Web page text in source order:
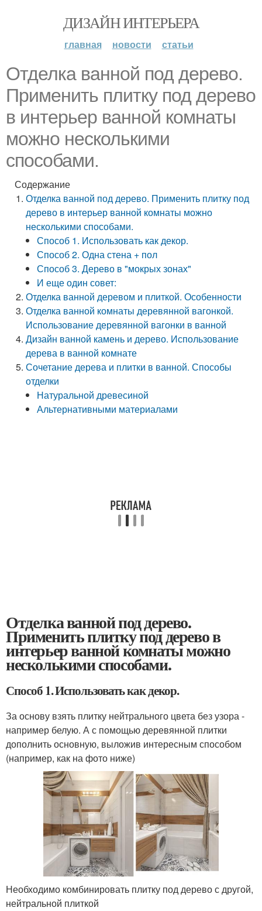
ДИЗАЙН ИНТЕРЬЕРА
главная новости статьи
Отделка ванной под дерево.
Применить плитку под дерево
в интерьер ванной комнаты
можно несколькими
способами.
Содержание
Отделка ванной под дерево. Применить плитку под
дерево в интерьер ванной комнаты можно
несколькими способами.
Способ 1. Использовать как декор.
Способ 2. Одна стена + пол
Способ 3. Дерево в "мокрых зонах"
И еще один совет:
Отделка ванной деревом и плиткой. Особенности
Отделка ванной комнаты деревянной вагонкой.
Использование деревянной вагонки в ванной
Дизайн ванной камень и дерево. Использование
дерева в ванной комнате
Сочетание дерева и плитки в ванной. Способы
отделки
Натуральной древесиной
Альтернативными материалами
Отделка ванной под дерево.
Применить плитку под дерево в
интерьер ванной комнаты можно
несколькими способами.
Способ 1. Использовать как декор.
За основу взять плитку нейтрального цвета без узора -
например белую. А с помощью деревянной плитки
дополнить основную, выложив интересным способом
(например, как на фото ниже)
Необходимо комбинировать плитку под дерево с другой,
нейтральной плиткой